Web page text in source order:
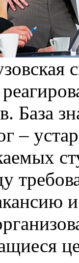
База
–